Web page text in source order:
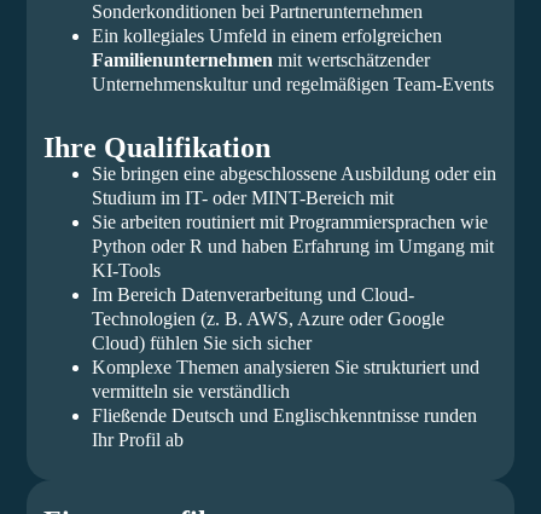
Sonderkonditionen bei Partnerunternehmen
Ein kollegiales Umfeld in einem erfolgreichen
Familienunternehmen mit wertschätzender
Unternehmenskultur und regelmäßigen Team-Events
Ihre Qualifikation
Sie bringen eine abgeschlossene Ausbildung oder ein
Studium im IT- oder MINT-Bereich mit
Sie arbeiten routiniert mit Programmiersprachen wie
Python oder R und haben Erfahrung im Umgang mit
KI-Tools
Im Bereich Datenverarbeitung und Cloud-
Technologien (z. B. AWS, Azure oder Google
Cloud) fühlen Sie sich sicher
Komplexe Themen analysieren Sie strukturiert und
vermitteln sie verständlich
Fließende Deutsch und Englischkenntnisse runden
Ihr Profil ab